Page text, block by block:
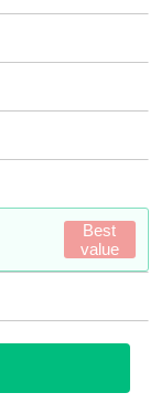
Best
value